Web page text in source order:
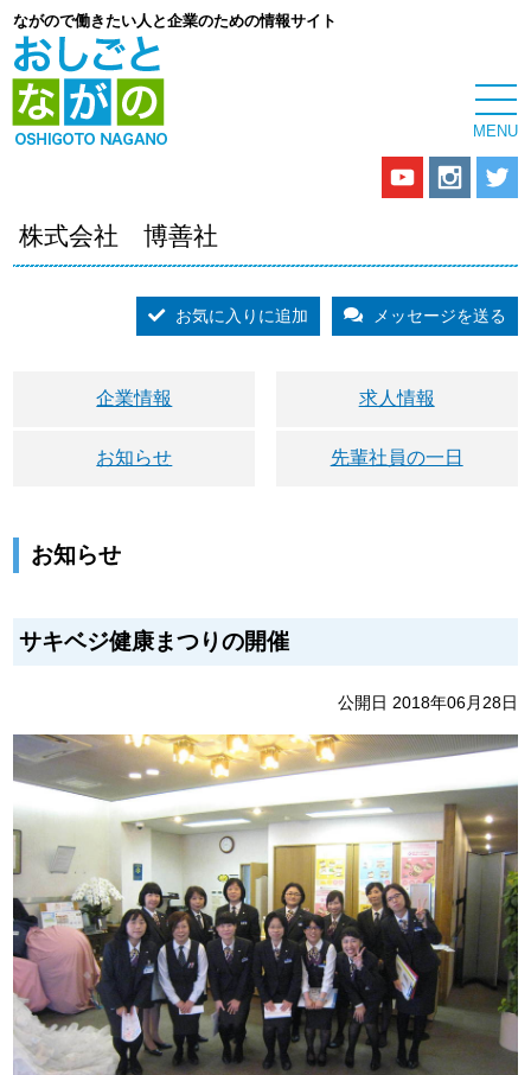
ながので働きたい人と企業のための情報サイト
株式会社 博善社
お気に入りに追加 メッセージを送る
企業情報 求人情報
お知らせ 先輩社員の一日
お知らせ
サキベジ健康まつりの開催
公開日 2018年06月28日